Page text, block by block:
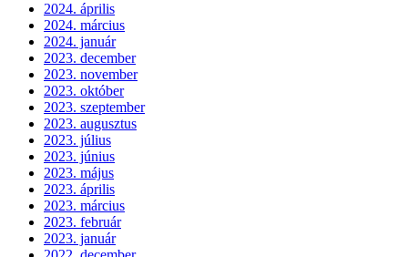
2024. április
2024. március
2024. január
2023. december
2023. november
2023. október
2023. szeptember
2023. augusztus
2023. július
2023. június
2023. május
2023. április
2023. március
2023. február
2023. január